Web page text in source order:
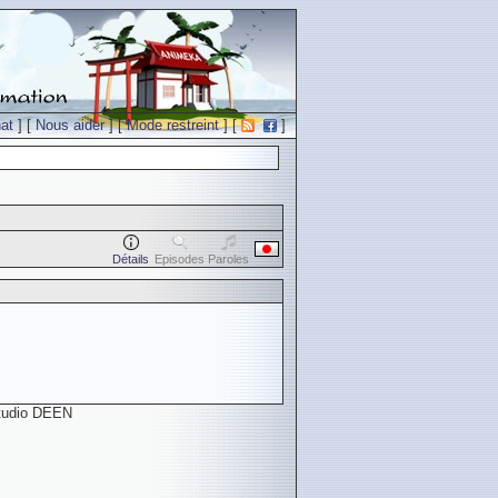
] [Nous aider] [Mode restreint] [ ]
Détails Episodes Paroles
DEEN